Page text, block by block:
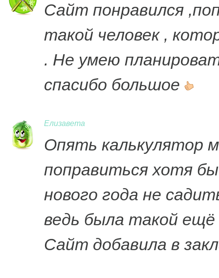
Сайт понравился
такой человек ,
. Не умею
спасибо большое
Елизавета
Опять калькулятор
поправиться хотя
нового года не
ведь была такой ещё
Сайт добавила в